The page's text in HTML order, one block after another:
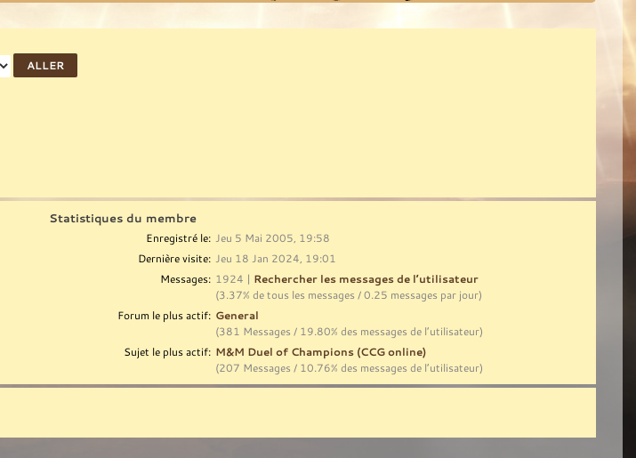
Statistiques du membre
Enregistré le: Jeu 5 Mai 2005, 19:58
Dernière visite: Jeu 18 Jan 2024, 19:01
Messages: 1924 | Rechercher les messages de l’utilisateur
(3.37% de tous les messages / 0.25 messages par jour)
Forum le plus actif: General
(381 Messages / 19.80% des messages de l’utilisateur)
Sujet le plus actif: M&M Duel of Champions (CCG online)
(207 Messages / 10.76% des messages de l’utilisateur)